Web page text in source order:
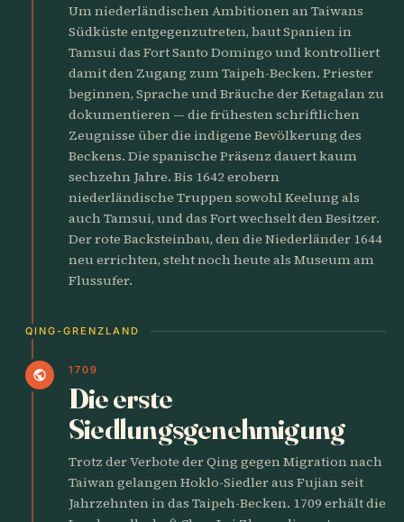
Um niederländischen Ambitionen an Taiwans
Südküste entgegenzutreten, baut Spanien in
Tamsui das Fort Santo Domingo und kontrolliert
damit den Zugang zum Taipeh-Becken. Priester
beginnen, Sprache und Bräuche der Ketagalan zu
dokumentieren — die frühesten schriftlichen
Zeugnisse über die indigene Bevölkerung des
Beckens. Die spanische Präsenz dauert kaum
sechzehn Jahre. Bis 1642 erobern
niederländische Truppen sowohl Keelung als
auch Tamsui, und das Fort wechselt den Besitzer.
Der rote Backsteinbau, den die Niederländer 1644
neu errichten, steht noch heute als Museum am
Flussufer.
QING-GRENZLAND
public 1709
Die erste
Siedlungsgenehmigung
Trotz der Verbote der Qing gegen Migration nach
Taiwan gelangen Hoklo-Siedler aus Fujian seit
Jahrzehnten in das Taipeh-Becken. 1709 erhält die